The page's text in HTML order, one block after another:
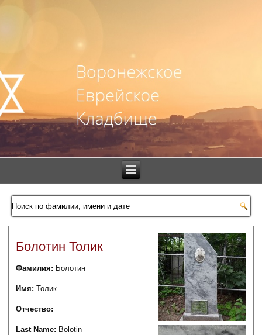
Болотин Толик
Фамилия: Болотин
Имя:Толик
Отчество:
Last Name: Bolotin